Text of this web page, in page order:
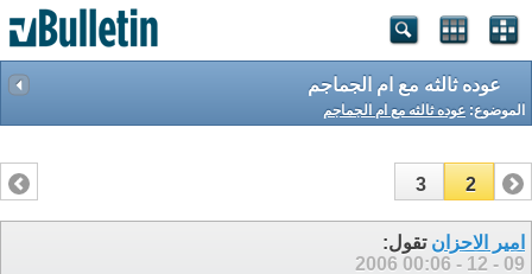
عوده ثالثه مع ام الجماجم
الموضوع: عوده ثالثه مع ام الجماجم
1
2
3
امير الاحزان تقول:
09 - 12 - 2006
00:06